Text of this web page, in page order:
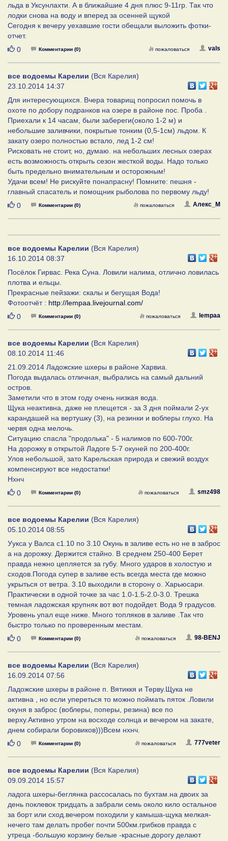
льда в Уксунлахти. А в ближайшие 4 дня плюс 9-11гр. Так что
лодки снова на воду и вперед за осенней щукой
Сегодня к вечеру уехавшие гости обещали выложить фотки-
отчет.
Нравится
0 Комментарии (0) vals
пожаловаться
все водоемы Карелии (Вся Карелия)
23.10.2014 14:37
Для интересующихся. Вчера товарищ попросил помочь в
охоте по добору подранков на озере в районе пос. Проба .
Приехали к 14 часам, были забереги(около 1-2 м) и
небольшие заливчики, покрытые тонким (0,5-1см) льдом. К
закату озеро полностью встало, лед 1-2 см!
Рисковать не стоит, но, думаю. на небольших лесных озерах
есть возможность открыть сезон жесткой воды. Надо только
быть предельно внимательным и осторожным!
Удачи всем! Не рискуйте понапрасну! Помните: пешня -
главный спасатель и помощник рыболова по первому льду!
Нравится
0 Комментарии (0) Алекс_М
пожаловаться
все водоемы Карелии (Вся Карелия)
16.10.2014 08:37
Посёлок Гирвас. Река Суна. Ловили налима, отлично ловилась
плотва и ельцы.
Прекрасные пейзажи: скалы и бегущая Вода!
Фотоотчёт : http://lempaa.livejournal.com/
Нравится
0 Комментарии (0) lempaa
пожаловаться
все водоемы Карелии (Вся Карелия)
08.10.2014 11:46
21.09.2014 Ладожские шхеры в районе Харвиа.
Погода выдалась отличная, выбрались на самый дальний
остров.
Заметили что в этом году очень низкая вода.
Щука неактивна, даже не плещется - за 3 дня поймали 2-ух
карандашей на вертушку (3), на резинки и воблеры глухо. На
червя одна мелочь.
Ситуацию спасла "продолька" - 5 налимов по 600-700г.
На дорожку в открытой Ладоге 5-7 окуней по 200-400г.
Улов небольшой, зато Карельская природа и свежий воздух
компенсируют все недостатки!
Нхнч
Нравится
0 Комментарии (0) smz498
пожаловаться
все водоемы Карелии (Вся Карелия)
05.10.2014 08:55
Уукса у Валса с1.10 по 3.10 Окунь в заливе есть но не в заброс
а на дорожку. Держится стайно. В среднем 250-400 Берет
правда нежно цепляется за губу. Много ударов в холостую и
сходов.Погода супер в заливе есть всегда места где можно
укрыться от ветра. 3.10 выходили в сторону о. Харьюсари.
Практически в одной точке за час 1.0-1.5-2.0-3.0. Трешка
темная ладожская крупняк вот вот подойдет. Вода 9 градусов.
Уровень упал еще ниже. Много топляков в заливе .Так что
быстро только по проверенным местам.
Нравится
0 Комментарии (0) 98-BENJ
пожаловаться
все водоемы Карелии (Вся Карелия)
16.09.2014 07:56
Ладожские шхеры в районе п. Вятиккя и Терву.Щука не
активна , но если упереться то можно поймать пяток .Ловили
окуня в заброс (воблеры, поперы, резина) все по
верху.Активно утром на восходе солнца и вечером на закате,
днем собирали боровиков)))Всем нхнч.
Нравится
0 Комментарии (0) 777veter
пожаловаться
все водоемы Карелии (Вся Карелия)
09.09.2014 15:57
ладога шхеры-беглянка рассосалась по бухтам.на двоих за
день поклевок тридцать а забрали семь около кило остальное
за борт или сход.вечером походили у камыша-щука мелкая-
нечего там делать пробег почти 500км.грибков правда с
утреца -большую корзину белые -красные.дорогу делают